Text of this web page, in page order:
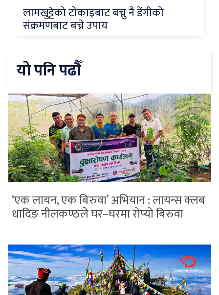
लामखुट्टेको टोकाइबाट बच्नु नै डेंगीको
संक्रमणबाट बच्ने उपाय
यो पनि पढौँ
‘एक लायन, एक बिरुवा’ अभियान : लायन्स क्लब
धादिङ नीलकण्ठले घर–घरमा रोप्यो बिरुवा